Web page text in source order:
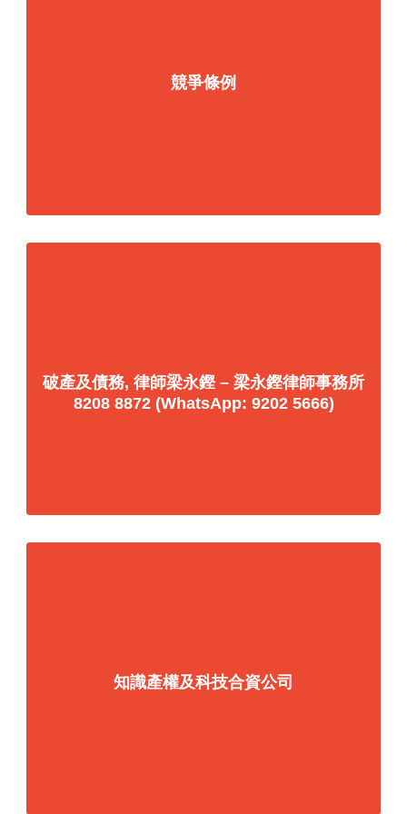
競爭條例
破產及債務, 律師梁永鏗 – 梁永鏗律師事務所
8208 8872 (WhatsApp: 9202 5666)
知識產權及科技合資公司